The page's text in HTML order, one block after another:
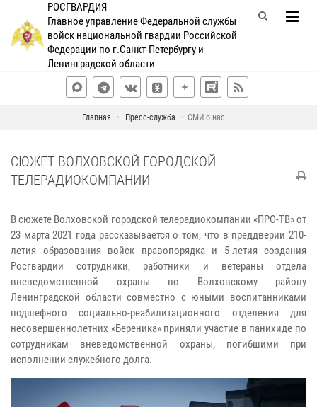
РОСГВАРДИЯ
Главное управление Федеральной службы
войск национальной гвардии Российской
Федерации по г.Санкт-Петербургу и
Ленинградской области
Главная Пресс-служба СМИ о нас
СЮЖЕТ ВОЛХОВСКОЙ ГОРОДСКОЙ
ТЕЛЕРАДИОКОМПАНИИ
В сюжете Волховской городской телерадиокомпании «ПРО-ТВ» от
23 марта 2021 года рассказывается о том, что в преддверии 210-
летия образования войск правопорядка и 5-летия создания
Росгвардии сотрудники, работники и ветераны отдела
вневедомственной охраны по Волховскому району
Ленинградской области совместно с юными воспитанниками
подшефного социально-реабилитационного отделения для
несовершеннолетних «Береника» приняли участие в панихиде по
сотрудникам вневедомственной охраны, погибшими при
исполнении служебного долга.